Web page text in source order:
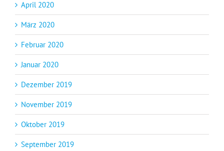
April 2020
März 2020
Februar 2020
Januar 2020
Dezember 2019
November 2019
Oktober 2019
September 2019